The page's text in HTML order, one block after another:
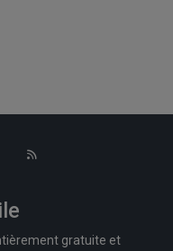
gratuite et